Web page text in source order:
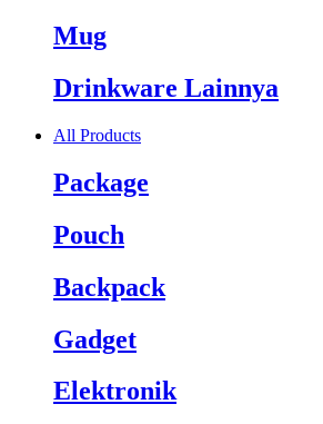
Mug
Drinkware Lainnya
All Products
Package
Pouch
Backpack
Gadget
Elektronik